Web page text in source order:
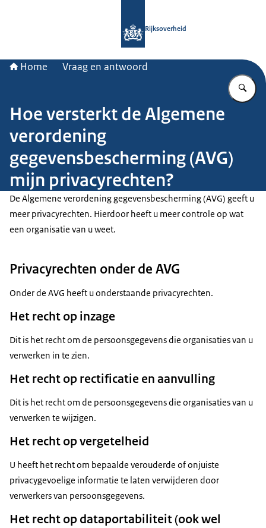
Rijksoverheid
Home Vraag en antwoord
Hoe versterkt de Algemene
verordening
gegevensbescherming (AVG)
mijn privacyrechten?
De Algemene verordening gegevensbescherming (AVG) geeft u
meer privacyrechten. Hierdoor heeft u meer controle op wat
een organisatie van u weet.
Privacyrechten onder de AVG
Onder de AVG heeft u onderstaande privacyrechten.
Het recht op inzage
Dit is het recht om de persoonsgegevens die organisaties van u
verwerken in te zien.
Het recht op rectificatie en aanvulling
Dit is het recht om de persoonsgegevens die organisaties van u
verwerken te wijzigen.
Het recht op vergetelheid
U heeft het recht om bepaalde verouderde of onjuiste
privacygevoelige informatie te laten verwijderen door
verwerkers van persoonsgegevens.
Het recht op dataportabiliteit (ook wel